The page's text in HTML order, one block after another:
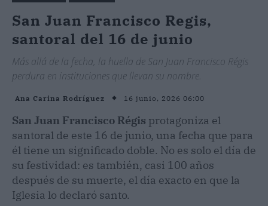
San Juan Francisco Regis,
santoral del 16 de junio
Más allá de la fecha, la huella de San Juan Francisco Régis
perdura en instituciones que llevan su nombre.
Ana Carina Rodríguez 16 junio, 2026 06:00
San Juan Francisco Régis protagoniza el
santoral de este 16 de junio, una fecha que para
él tiene un significado doble. No es solo el día de
su festividad: es también, casi 100 años
después de su muerte, el día exacto en que la
Iglesia lo declaró santo.